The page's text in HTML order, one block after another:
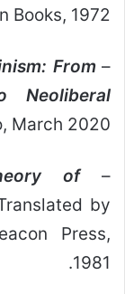
Books, 1972.
– Fraser, Nancy:
From
Neoliberal
March 2020.
– Habermas, Jürgen:
of
by
Press,
1981.